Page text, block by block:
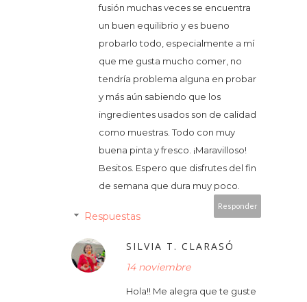
fusión muchas veces se encuentra
un buen equilibrio y es bueno
probarlo todo, especialmente a mí
que me gusta mucho comer, no
tendría problema alguna en probar
y más aún sabiendo que los
ingredientes usados son de calidad
como muestras. Todo con muy
buena pinta y fresco. ¡Maravilloso!
Besitos. Espero que disfrutes del fin
de semana que dura muy poco.
Responder
Respuestas
SILVIA T. CLARASÓ
14 noviembre
Hola!! Me alegra que te guste